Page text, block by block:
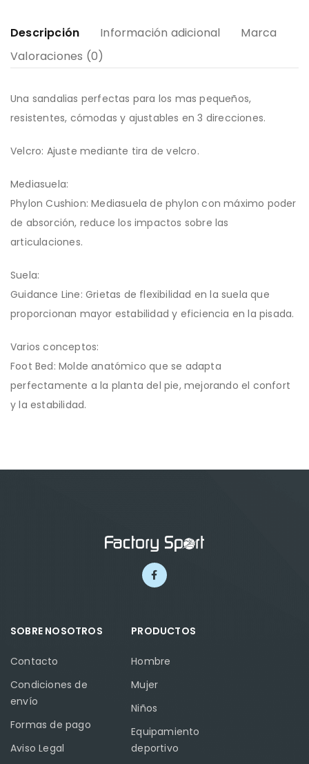
Descripción Información adicional
Marca
Valoraciones (0)
Una sandalias perfectas para los mas pequeños,
resistentes, cómodas y ajustables en 3 direcciones.
Velcro: Ajuste mediante tira de velcro.
Mediasuela:
Phylon Cushion: Mediasuela de phylon con máximo poder
de absorción, reduce los impactos sobre las
articulaciones.
Suela:
Guidance Line: Grietas de flexibilidad en la suela que
proporcionan mayor estabilidad y eficiencia en la pisada.
Varios conceptos:
Foot Bed: Molde anatómico que se adapta
perfectamente a la planta del pie, mejorando el confort
y la estabilidad.
SOBRE NOSOTROS
Contacto
Condiciones de
envío
Formas de pago
Aviso Legal
PRODUCTOS
Hombre
Mujer
Niños
Equipamiento
deportivo